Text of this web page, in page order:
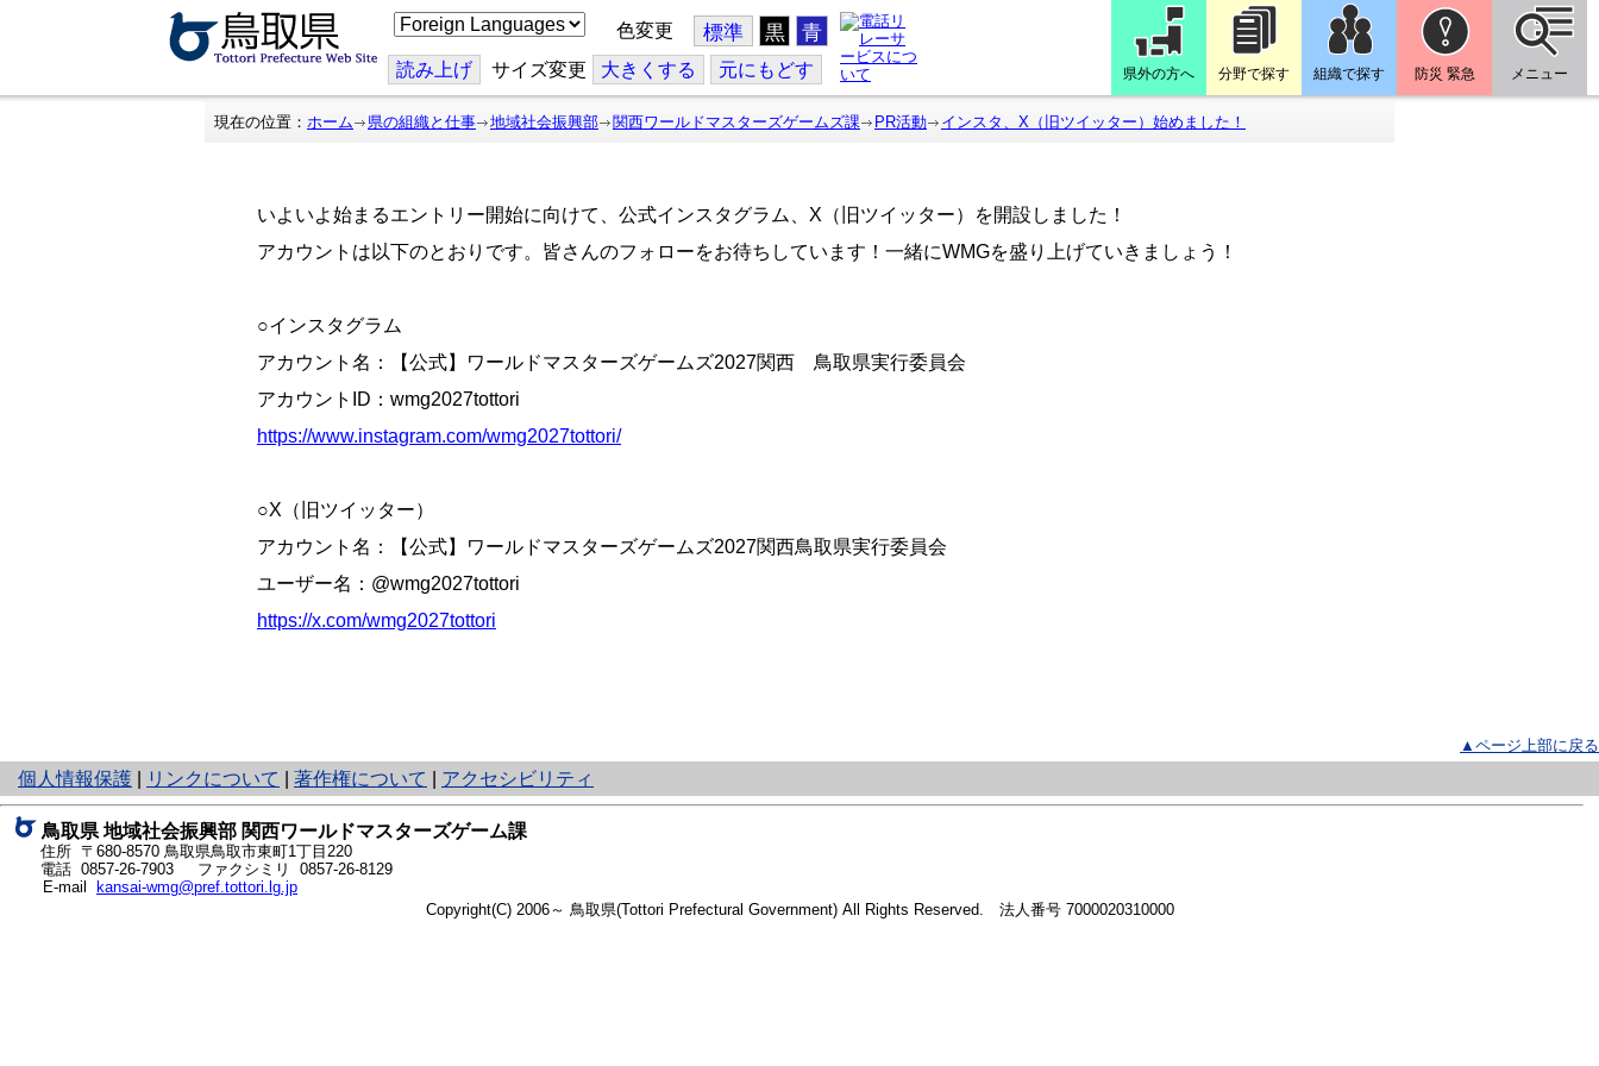
こ
の
ジ
を
翻
色変更 標準 黒 青
読み上げ サイズ変更 大きくする 元にもどす 県外の方へ 分野で探す 組織で探す 防災 緊急 メニュー
現在の位置： ホーム 県の組織と仕事 地域社会振興部 関西ワールドマスターズゲームズ課 PR活動 インスタ、X（旧ツイッター）始めました！
いよいよ始まるエントリー開始に向けて、公式インスタグラム、X（旧ツイッター）を開設しました！
アカウントは以下のとおりです。皆さんのフォローをお待ちしています！一緒にWMGを盛り上げていきましょう！
○インスタグラム
アカウント名：【公式】
ワールドマスターズゲームズ2027関西 鳥取県実行委員会
アカウントID：wmg2027tottori
https://www.instagram.com/wmg2027tottori/
○X（旧ツイッター）
アカウント名：【公式】ワールドマスターズゲームズ2027関西鳥取県実行委員会
ユーザー名：@wmg2027tottori
https://x.com/wmg2027tottori
▲ページ上部に戻る
個人情報保護
と
り
ネ
ッ
ト
へ
リンクについて 著作権について アクセシビリティ
鳥取県 地域社会振興部 関西ワールドマスターズゲーム課
住所 〒680-8570 鳥取県鳥取市東町1丁目220
電話 0857-26-7903
ファクシミリ 0857-26-8129
E-mail
kansai-wmg@pref.tottori.lg.jp
Copyright(C) 2006～ 鳥取県(Tottori Prefectural Government) All Rights Reserved. 法人番号 7000020310000